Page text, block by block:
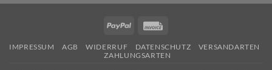
PayPal
IMPRESSUM AGB WIDERRUF DATENSCHUTZ
VERSANDARTEN
ZAHLUNGSARTEN